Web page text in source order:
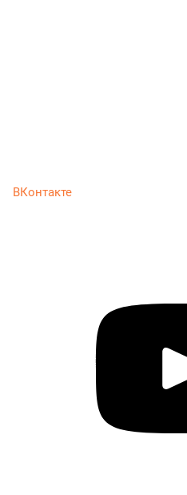
ВКонтакте